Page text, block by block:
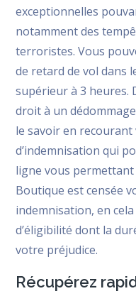
exceptionnelles
notamment des
terroristes. Vous
de retard de vol dans
supérieur à 3 heures.
droit à un
le savoir en recourant
d’indemnisation qui
ligne vous
Boutique est censée
indemnisation, en
d’éligibilité dont la
votre préjudice.
Récupérez